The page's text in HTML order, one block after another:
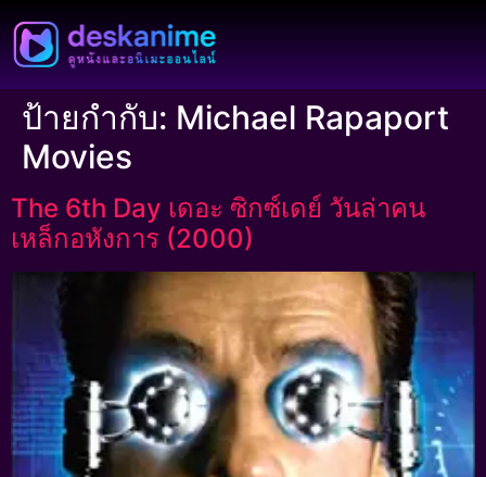
ป้ายกำกับ: Michael Rapaport
Movies
The 6th Day เดอะ ซิกซ์เดย์ วันล่าคน
เหล็กอหังการ (2000)